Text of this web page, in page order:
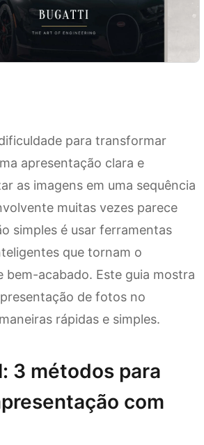
para transformar
apresentação clara e
as imagens em uma sequência
muitas vezes parece
simples é usar ferramentas
que tornam o
bem-acabado. Este guia mostra
de fotos no
rápidas e simples.
3 métodos para
com